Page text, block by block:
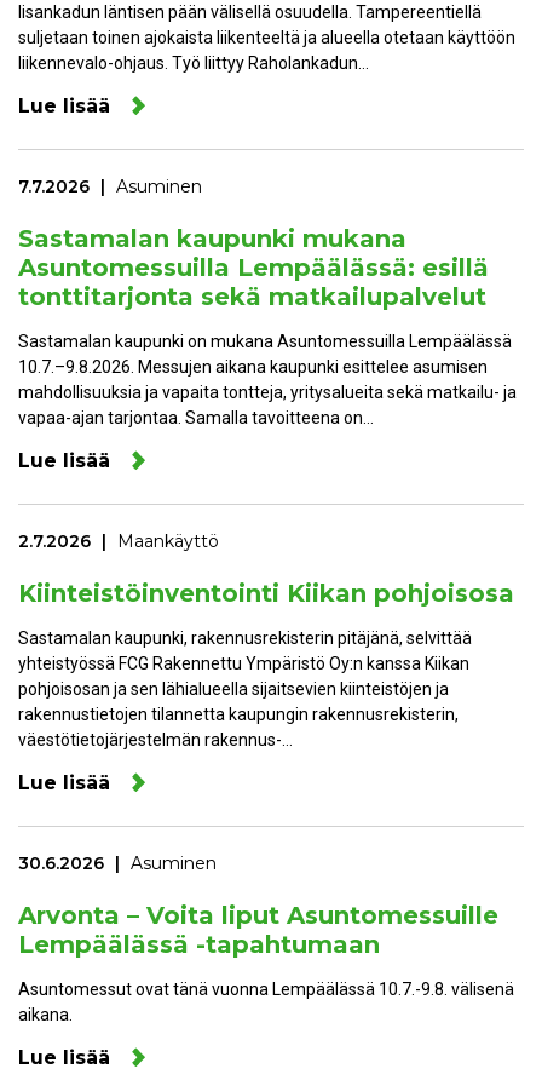
Iisankadun läntisen pään välisellä osuudella. Tampereentiellä
suljetaan toinen ajokaista liikenteeltä ja alueella otetaan käyttöön
liikennevalo-ohjaus. Työ liittyy Raholankadun…
Lue lisää
7.7.2026 Asuminen
Sastamalan kaupunki mukana
Asuntomessuilla Lempäälässä: esillä
tonttitarjonta sekä matkailupalvelut
Sastamalan kaupunki on mukana Asuntomessuilla Lempäälässä
10.7.–9.8.2026. Messujen aikana kaupunki esittelee asumisen
mahdollisuuksia ja vapaita tontteja, yritysalueita sekä matkailu- ja
vapaa-ajan tarjontaa. Samalla tavoitteena on…
Lue lisää
2.7.2026 Maankäyttö
Kiinteistöinventointi Kiikan pohjoisosa
Sastamalan kaupunki, rakennusrekisterin pitäjänä, selvittää
yhteistyössä FCG Rakennettu Ympäristö Oy:n kanssa Kiikan
pohjoisosan ja sen lähialueella sijaitsevien kiinteistöjen ja
rakennustietojen tilannetta kaupungin rakennusrekisterin,
väestötietojärjestelmän rakennus-…
Lue lisää
30.6.2026 Asuminen
Arvonta – Voita liput Asuntomessuille
Lempäälässä -tapahtumaan
Asuntomessut ovat tänä vuonna Lempäälässä 10.7.-9.8. välisenä
aikana.
Lue lisää